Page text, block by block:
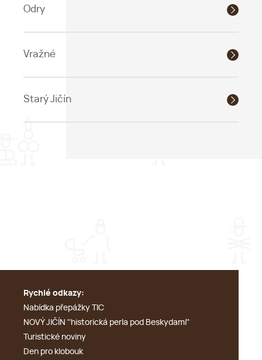
Odry
Vražné
Starý Jičín
Rychlé odkazy:
Nabídka přepážky TIC
NOVÝ JIČÍN ''historická perla pod Beskydami''
Turistické noviny
Den pro klobouk